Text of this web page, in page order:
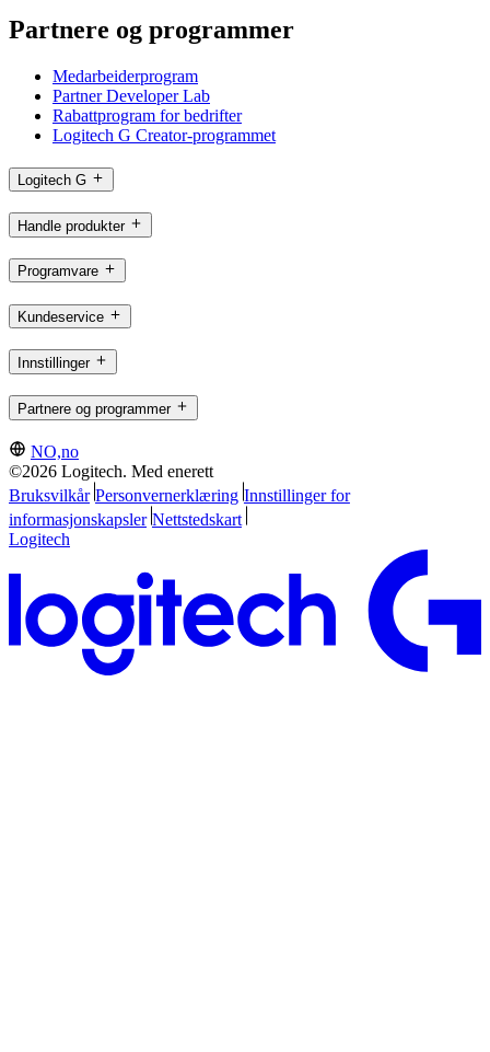
Partnere og programmer
Medarbeiderprogram
Partner Developer Lab
Rabattprogram for bedrifter
Logitech G Creator-programmet
Logitech G
Handle produkter
Programvare
Kundeservice
Innstillinger
Partnere og programmer
NO,no
©2026 Logitech. Med enerett
Bruksvilkår Personvernerklæring Innstillinger for
informasjonskapsler Nettstedskart
Logitech